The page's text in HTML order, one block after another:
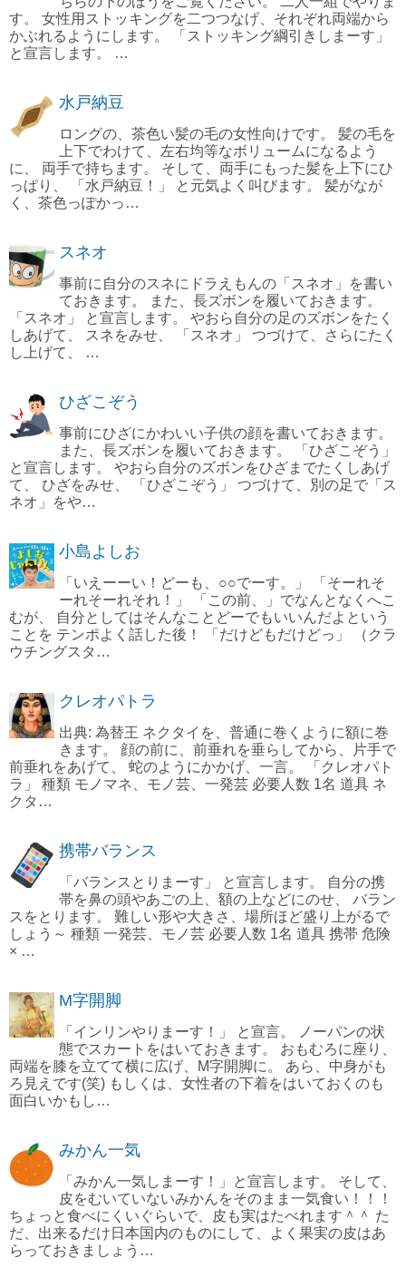
す。 女性用ストッキングを二つつなげ、それぞれ両端から
かぶれるようにします。 「ストッキング綱引きしまーす」
と宣言します。 …
水戸納豆
ロングの、茶色い髪の毛の女性向けです。 髪の毛を
上下でわけて、左右均等なボリュームになるよう
に、 両手で持ちます。 そして、両手にもった髪を上下にひ
っぱり、 「水戸納豆！」 と元気よく叫びます。 髪がなが
く、茶色っぽかっ…
スネオ
事前に自分のスネにドラえもんの「スネオ」を書い
ておきます。 また、長ズボンを履いておきます。
「スネオ」 と宣言します。 やおら自分の足のズボンをたく
しあげて、 スネをみせ、 「スネオ」 つづけて、さらにたく
し上げて、 …
ひざこぞう
事前にひざにかわいい子供の顔を書いておきます。
また、長ズボンを履いておきます。 「ひざこぞう」
と宣言します。 やおら自分のズボンをひざまでたくしあげ
て、 ひざをみせ、 「ひざこぞう」 つづけて、別の足で「ス
ネオ」をや…
小島よしお
「いえーーい！どーも、○○でーす。」 「そーれそ
ーれそーれそれ！」 「この前、」でなんとなくへこ
むが、 自分としてはそんなことどーでもいいんだよという
ことを テンポよく話した後！ 「だけどもだけどっ」 （クラ
ウチングスタ…
クレオパトラ
出典: 為替王 ネクタイを、普通に巻くように額に巻
きます。 顔の前に、前垂れを垂らしてから、片手で
前垂れをあげて、 蛇のようにかかげ、一言。 「クレオパト
ラ」 種類 モノマネ、モノ芸、一発芸 必要人数 1名 道具 ネ
クタ…
携帯バランス
「バランスとりまーす」 と宣言します。 自分の携
帯を鼻の頭やあごの上、額の上などにのせ、 バラン
スをとります。 難しい形や大きさ、場所ほど盛り上がるで
しょう～ 種類 一発芸、モノ芸 必要人数 1名 道具 携帯 危険
× …
M字開脚
「インリンやりまーす！」 と宣言。 ノーパンの状
態でスカートをはいておきます。 おもむろに座り、
両端を膝を立てて横に広げ、M字開脚に。 あら、中身がも
ろ見えです(笑) もしくは、女性者の下着をはいておくのも
面白いかもし…
みかん一気
「みかん一気しまーす！」と宣言します。 そして、
皮をむいていないみかんをそのまま一気食い！！！
ちょっと食べにくいぐらいで、皮も実はたべれます＾＾ た
だ、出来るだけ日本国内のものにして、よく果実の皮はあ
らっておきましょう…